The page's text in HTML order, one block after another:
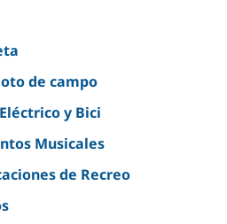
de campo
y Bici
Musicales
de Recreo